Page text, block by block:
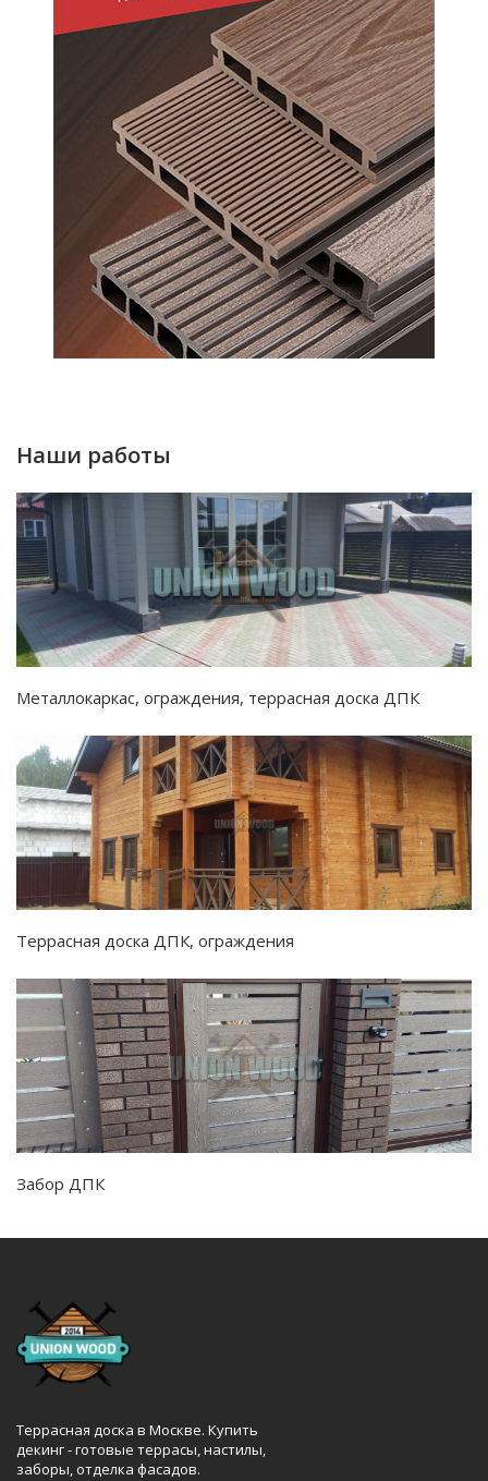
Наши работы
Металлокаркас, ограждения, террасная доска ДПК
Террасная доска ДПК, ограждения
Забор ДПК
Террасная доска в Москве. Купить
декинг - готовые террасы, настилы,
заборы, отделка фасадов.